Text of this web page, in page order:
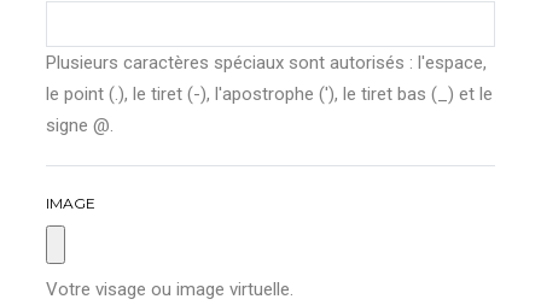
Plusieurs caractères spéciaux sont autorisés : l'espace,
le point (.), le tiret (-), l'apostrophe ('), le tiret bas (_) et le
signe @.
IMAGE
Votre visage ou image virtuelle.